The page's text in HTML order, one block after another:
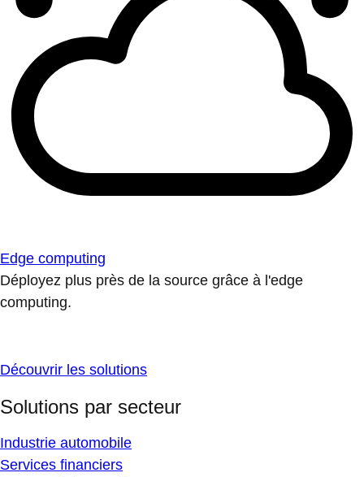
Edge computing
Déployez plus près de la source grâce à l'edge
computing.
Découvrir les solutions
Solutions par secteur
Industrie automobile
Services financiers